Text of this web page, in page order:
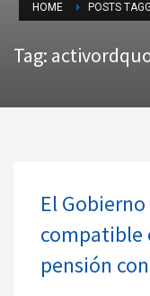
HOME POSTS
Tag:
El
compatible
pensión